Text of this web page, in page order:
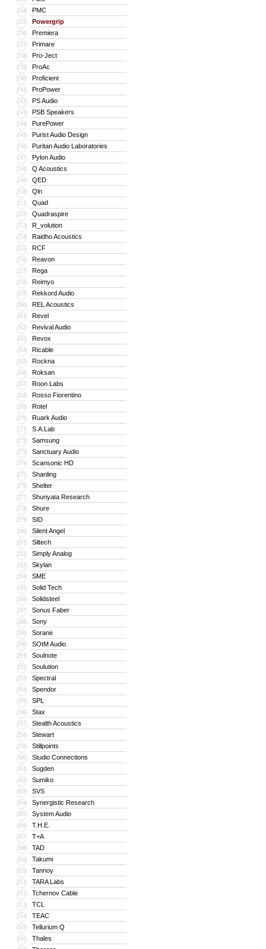
234 PMC
235 Powergrip
236 Premiera
237 Primare
238 Pro-Ject
239 ProAc
240 Proficient
241 ProPower
242 PS Audio
243 PSB Speakers
244 PurePower
245 Purist Audio Design
246 Puritan Audio Laboratories
247 Pylon Audio
248 Q Acoustics
249 QED
250 Qln
251 Quad
252 Quadraspire
253 R_volution
254 Raidho Acoustics
255 RCF
256 Reavon
257 Rega
258 Reimyo
259 Rekkord Audio
260 REL Acoustics
261 Revel
262 Revival Audio
263 Revox
264 Ricable
265 Rockna
266 Roksan
267 Roon Labs
268 Rosso Fiorentino
269 Rotel
270 Ruark Audio
271 S.A.Lab
272 Samsung
273 Sanctuary Audio
274 Scansonic HD
275 Shanling
276 Shelter
277 Shunyata Research
278 Shure
279 SID
280 Silent Angel
281 Siltech
282 Simply Analog
283 Skylan
284 SME
285 Solid Tech
286 Solidsteel
287 Sonus Faber
288 Sony
289 Sorane
290 SOtM Audio
291 Soulnote
292 Soulution
293 Spectral
294 Spendor
295 SPL
296 Stax
297 Stealth Acoustics
298 Stewart
299 Stillpoints
300 Studio Connections
301 Sugden
302 Sumiko
303 SVS
304 Synergistic Research
305 System Audio
306 T.H.E.
307 T+A
308 TAD
309 Takumi
310 Tannoy
311 TARA Labs
312 Tchernov Cable
313 TCL
314 TEAC
315 Tellurium Q
316 Thales